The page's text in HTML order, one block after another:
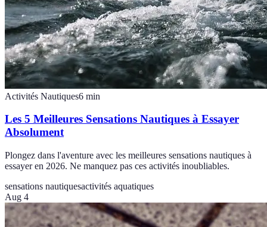
Activités Nautiques6 min
Les 5 Meilleures Sensations Nautiques à Essayer
Absolument
Plongez dans l'aventure avec les meilleures sensations nautiques à
essayer en 2026. Ne manquez pas ces activités inoubliables.
sensations nautiquesactivités aquatiques
Aug 4